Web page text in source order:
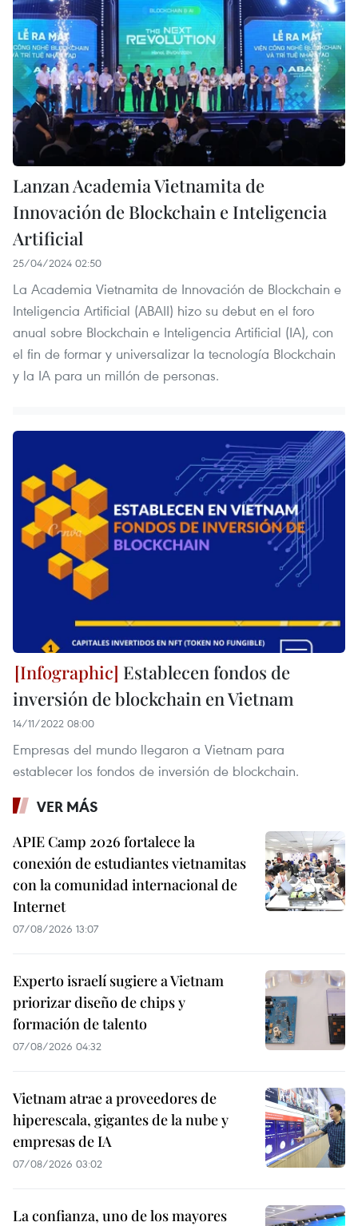
Lanzan Academia Vietnamita de
Innovación de Blockchain e Inteligencia
Artificial
25/04/2024 02:50
La Academia Vietnamita de Innovación de Blockchain e
Inteligencia Artificial (ABAII) hizo su debut en el foro
anual sobre Blockchain e Inteligencia Artificial (IA), con
el fin de formar y universalizar la tecnología Blockchain
y la IA para un millón de personas.
Establecen fondos de
inversión de blockchain en Vietnam
14/11/2022 08:00
Empresas del mundo llegaron a Vietnam para
establecer los fondos de inversión de blockchain.
VER MÁS
APIE Camp 2026 fortalece la
conexión de estudiantes vietnamitas
con la comunidad internacional de
Internet
07/08/2026 13:07
Experto israelí sugiere a Vietnam
priorizar diseño de chips y
formación de talento
07/08/2026 04:32
Vietnam atrae a proveedores de
hiperescala, gigantes de la nube y
empresas de IA
07/08/2026 03:02
La confianza, uno de los mayores